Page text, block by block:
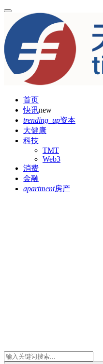
首页
快讯new
trending_up资本
大健康
科技
TMT
Web3
消费
金融
apartment房产